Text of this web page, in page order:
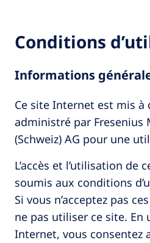
Conditions
Informations
Ce site Internet est mis
administré par Fresenius
(Schweiz) AG pour une
L’accès et l’utilisation de
soumis aux conditions
Si vous n’acceptez pas
ne pas utiliser ce site. En
Internet, vous consentez